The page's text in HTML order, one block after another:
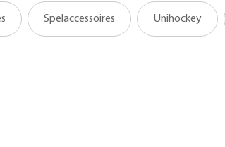
Spelaccessoires Unihockey